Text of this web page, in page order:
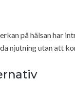
på hälsan har
njutning utan att